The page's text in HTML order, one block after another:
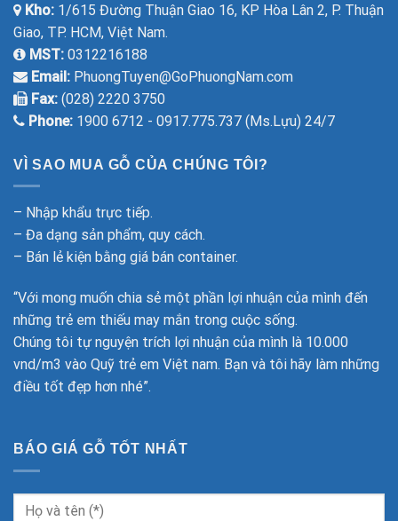
Kho: 1/615 Đường Thuận Giao 16, KP Hòa Lân 2, P. Thuận
Giao, TP. HCM, Việt Nam.
MST: 0312216188
Email: PhuongTuyen@GoPhuongNam.com
Fax: (028) 2220 3750
Phone: 1900 6712 - 0917.775.737 (Ms.Lựu) 24/7
VÌ SAO MUA GỖ CỦA CHÚNG TÔI?
– Nhập khẩu trực tiếp.
– Đa dạng sản phẩm, quy cách.
– Bán lẻ kiện bằng giá bán container.
“Với mong muốn chia sẻ một phần lợi nhuận của mình đến
những trẻ em thiếu may mắn trong cuộc sống.
Chúng tôi tự nguyện trích lợi nhuận của mình là 10.000
vnd/m3 vào Quỹ trẻ em Việt nam. Bạn và tôi hãy làm những
điều tốt đẹp hơn nhé”.
BÁO GIÁ GỖ TỐT NHẤT